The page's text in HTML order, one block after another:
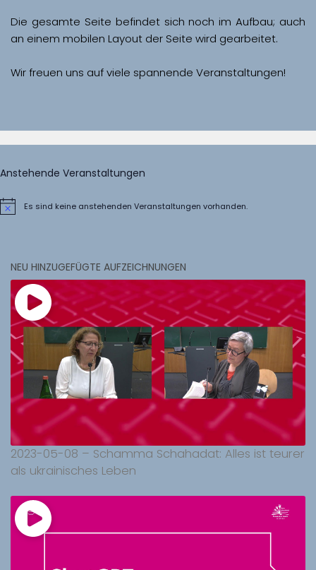
Die gesamte Seite befindet sich noch im Aufbau; auch
Wir freuen uns auf viele spannende Veranstaltungen!
Anstehende Veranstaltungen
HinweisEs sind keine anstehenden Veranstaltungen vorhanden.
NEU HINZUGEFÜGTE AUFZEICHNUNGEN
2023-05-08 – Schamma Schahadat: Alles ist teurer
als ukrainisches Leben